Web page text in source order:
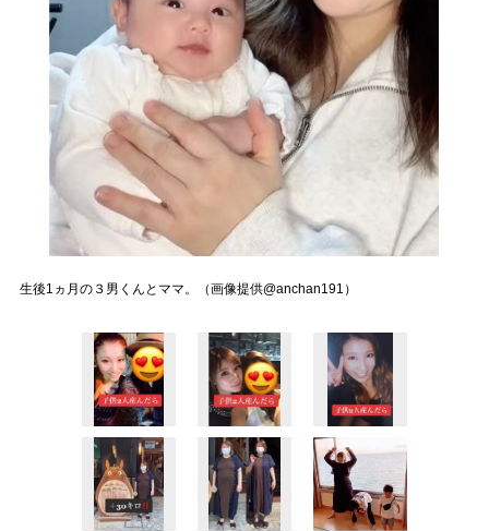
生後1ヵ月の３男くんとママ。（画像提供@anchan191）